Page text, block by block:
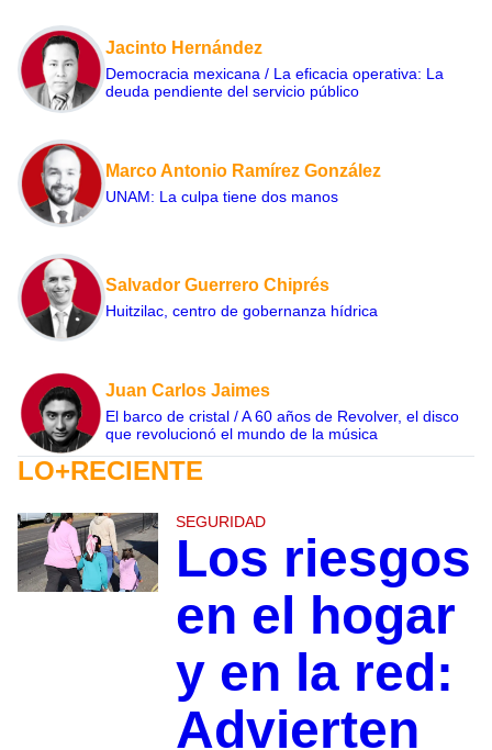
Jacinto Hernández
Democracia mexicana / La eficacia operativa: La
deuda pendiente del servicio público
Marco Antonio Ramírez González
UNAM: La culpa tiene dos manos
Salvador Guerrero Chiprés
Huitzilac, centro de gobernanza hídrica
Juan Carlos Jaimes
El barco de cristal / A 60 años de Revolver, el disco
que revolucionó el mundo de la música
LO+RECIENTE
SEGURIDAD
Los riesgos
en el hogar
y en la red:
Advierten